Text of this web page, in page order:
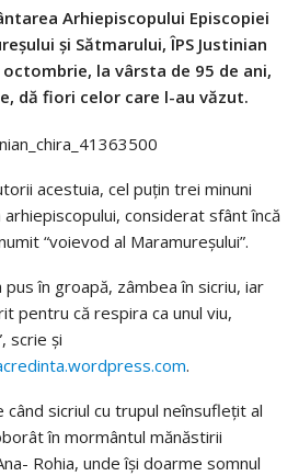
Arhiepiscopului Episcopiei
şi Sătmarului, ÎPS Justinian
la vârsta de 95 de ani,
dă fiori celor care l-au văzut.
acestuia, cel puțin trei minuni
considerat sfânt încă
“voievod al Maramureșului”.
pus în groapă, zâmbea în sicriu, iar
pentru că respira ca unul viu,
scrie și
.
când sicriul cu trupul neînsuflețit al
în mormântul mănăstirii
Rohia, unde își doarme somnul